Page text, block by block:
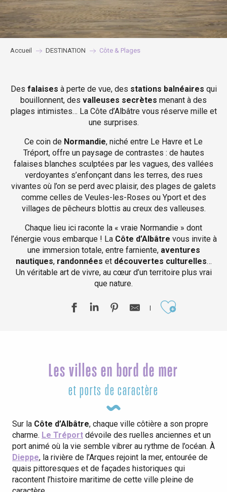
Accueil DESTINATION Côte & Plages
Des falaises à perte de vue, des stations balnéaires qui
bouillonnent, des valleuses secrètes menant à des
plages intimistes… La Côte d’Albâtre vous réserve mille et
une surprises.
Ce coin de Normandie, niché entre Le Havre et Le
Tréport, offre un paysage de contrastes : de hautes
falaises blanches sculptées par les vagues, des vallées
verdoyantes s’enfonçant dans les terres, des rues
vivantes où l’on se perd avec plaisir, des plages de galets
comme celles de Veules-les-Roses ou Yport et des
villages de pêcheurs blottis au creux des valleuses.
Chaque lieu ici raconte la « vraie Normandie » dont
l’énergie vous embarque ! La Côte d’Albâtre vous invite à
une immersion totale, entre farniente, aventures
nautiques, randonnées et découvertes culturelles…
Un véritable art de vivre, au cœur d’un territoire plus vrai
que nature.
Les villes en bord de mer
et ports de caractère
Sur la Côte d’Albâtre, chaque ville côtière a son propre
charme. Le Tréport dévoile des ruelles anciennes et un
port animé où la vie semble vibrer au rythme de l’océan. À
Dieppe, la rivière de l’Arques rejoint la mer, entourée de
quais pittoresques et de façades historiques qui
racontent l’histoire maritime de cette ville pleine de